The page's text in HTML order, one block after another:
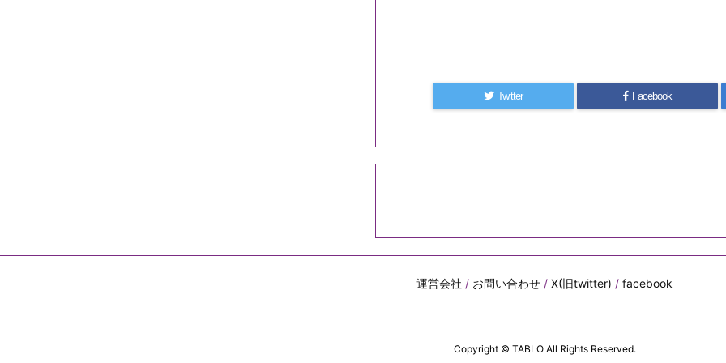
Twitter Facebook
運営会社 / お問い合わせ/ X(旧twitter) / facebook
Copyright © TABLOAll Rights Reserved.